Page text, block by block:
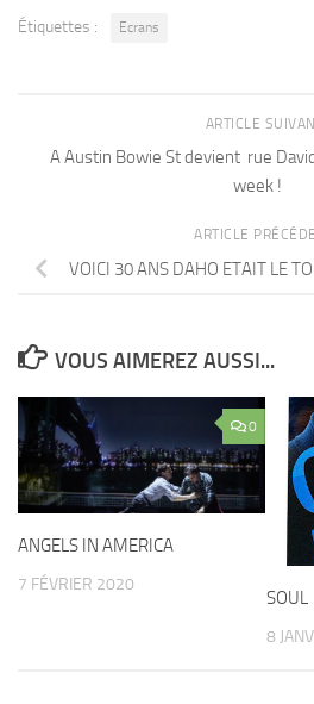
Étiquettes : Ecrans
ARTICLE
A Austin Bowie St devient rue
week !
ARTICLE
VOICI 30 ANS DAHO ETAIT LE
VOUS AIMEREZ AUSSI...
0
ANGELS IN AMERICA
7 FÉVRIER 2020
SOUL
8